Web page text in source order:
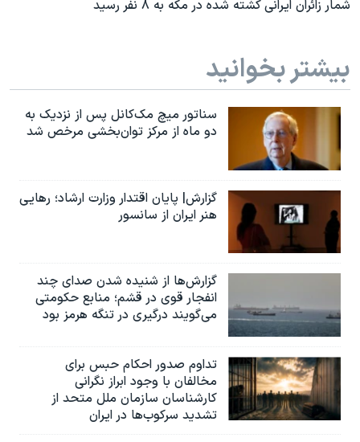
شمار زائران ایرانی کشته شده در مکه به ۸ نفر رسید
بیشتر بخوانید
سناتور میچ مک‌کانل پس از نزدیک به
دو ماه از مرکز توان‌بخشی مرخص شد
گزارش| پایان اقتدار وزارت ارشاد؛ رهایی
هنر ایران از سانسور
گزارش‌ها از شنیده شدن صدای چند
انفجار قوی در قشم؛ منابع حکومتی
می‌گویند درگیری در تنگه هرمز بود
تداوم صدور احکام حبس برای
مخالفان با وجود ابراز نگرانی
کارشناسان سازمان ملل متحد از
تشدید سرکوب‌ها در ایران